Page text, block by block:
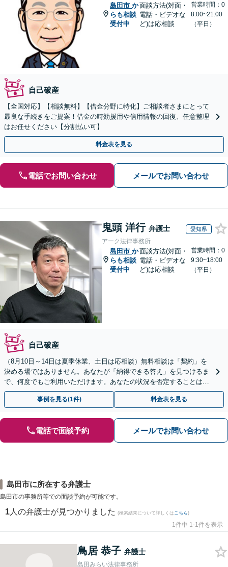
島田市 か
らも相談
受付中
面談方法(対面・
電話・ビデオな
ど)は応相談
営業時間：0
8:00~21:00
（平日）
自己破産
【全国対応】【相談無料】【借金分野に特化】ご相談者さまにとって
最良な手続きをご提案！借金の時効援用や信用情報の回復、任意整理
はお任せください【分割払い可】
料金表を見る
電話でお問い合わせ メールでお問い合わせ
鬼頭 洋行 弁護士 愛知県
アーク法律事務所
島田市 か
らも相談
受付中
面談方法(対面・
電話・ビデオな
ど)は応相談
営業時間：0
9:30~18:00
（平日）
自己破産
（8月10日～14日は夏季休業、土日は応相談）無料相談は「契約」を
決める場ではありません。あなたが「納得できる答え」を見つけるま
で、何度でもご利用いただけます。あなたの状況を否定することは、
決してありません。どうぞ、ご安心ください。
事例を見る(1件) 料金表を見る
電話で面談予約 メールでお問い合わせ
島田市に所在する弁護士
島田市の事務所等での面談予約が可能です。
1 人の弁護士が見つかりました (検索結果について詳しくは こちら)
1件中 1-1件を表示
鳥居 恭子 弁護士
島田みらい法律事務所